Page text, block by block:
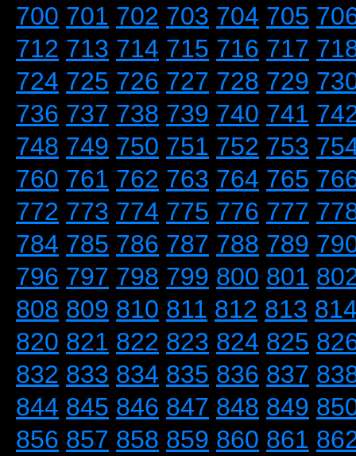
700 701 702 703 704 705
712 713 714 715 716 717
724 725 726 727 728 729
736 737 738 739 740 741
748 749 750 751 752 753
760 761 762 763 764 765
772 773 774 775 776 777
784 785 786 787 788 789
796 797 798 799 800 801
808 809 810 811 812 813
820 821 822 823 824 825
832 833 834 835 836 837
844 845 846 847 848 849
856 857 858 859 860 861